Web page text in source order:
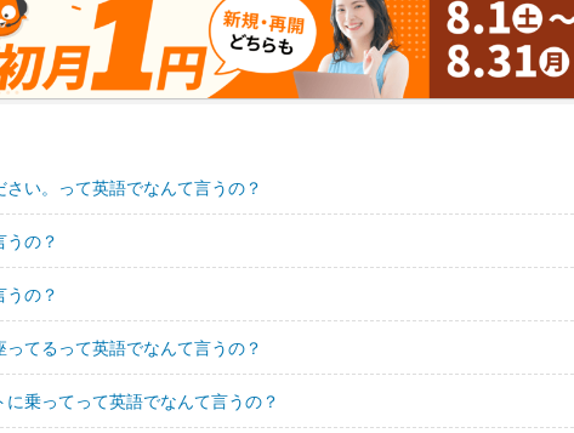
い。って英語でなんて言うの？
の？
の？
てるって英語でなんて言うの？
乗ってって英語でなんて言うの？